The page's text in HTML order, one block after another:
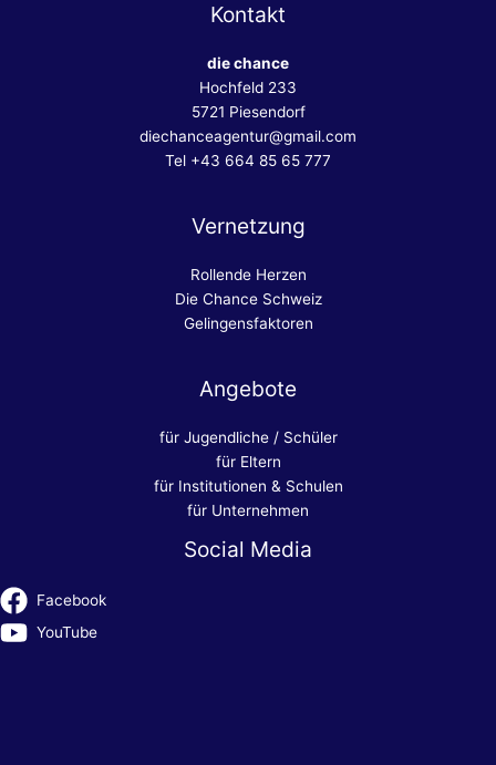
Kontakt
die chance
Hochfeld 233
5721 Piesendorf
diechanceagentur@gmail.com
Tel +43 664 85 65 777
Vernetzung
Rollende Herzen
Die Chance Schweiz
Gelingensfaktoren
Angebote
für Jugendliche / Schüler
für Eltern
für Institutionen & Schulen
für Unternehmen
Social Media
Facebook
YouTube